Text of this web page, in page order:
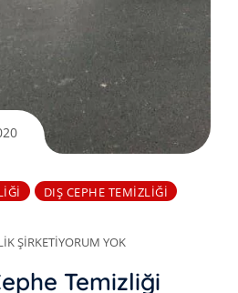
DIŞ CEPHE TEMIZLIĞI
ŞIRKETIYORUM YOK
Temizliği